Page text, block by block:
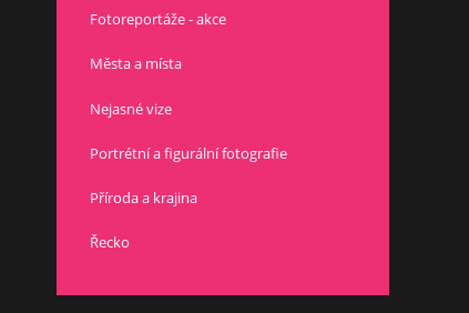
Fotoreportáže - akce
Města a místa
Nejasné vize
Portrétní a figurální fotografie
Příroda a krajina
Řecko